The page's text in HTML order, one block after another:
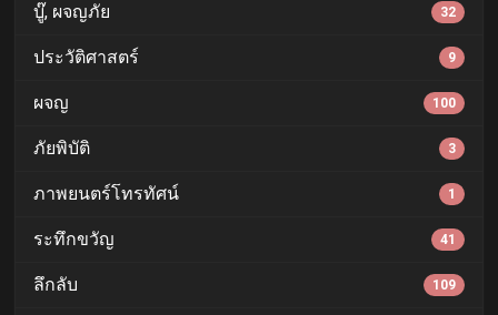
บู๊, ผจญภัย 32
ประวัติศาสตร์ 9
ผจญ 100
ภัยพิบัติ 3
ภาพยนตร์โทรทัศน์ 1
ระทึกขวัญ 41
ลึกลับ 109